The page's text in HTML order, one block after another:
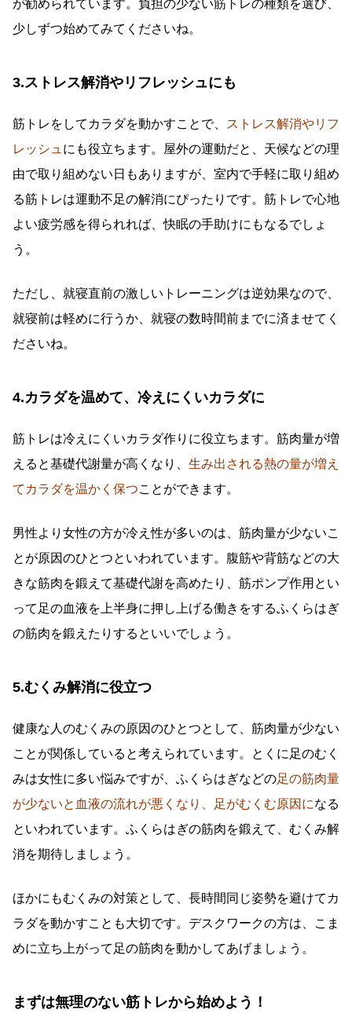
が勧められています。負担の少ない筋トレの種類を選び、
少しずつ始めてみてくださいね。
3.ストレス解消やリフレッシュにも
筋トレをしてカラダを動かすことで、
ストレス解消やリフ
レッシュ にも役立ちます。屋外の運動だと、天候などの理
由で取り組めない日もありますが、室内で手軽に取り組め
る筋トレは運動不足の解消にぴったりです。筋トレで心地
よい疲労感を得られれば、快眠の手助けにもなるでしょ
う。
ただし、就寝直前の激しいトレーニングは逆効果なので、
就寝前は軽めに行うか、就寝の数時間前までに済ませてく
ださいね。
4.カラダを温めて、冷えにくいカラダに
筋トレは冷えにくいカラダ作りに役立ちます。筋肉量が増
えると基礎代謝量が高くなり、 生み出される熱の量が増え
てカラダを温かく保つことができます。
男性より女性の方が冷え性が多いのは、筋肉量が少ないこ
とが原因のひとつといわれています。腹筋や背筋などの大
きな筋肉を鍛えて基礎代謝を高めたり、筋ポンプ作用とい
って足の血液を上半身に押し上げる働きをするふくらはぎ
の筋肉を鍛えたりするといいでしょう。
5.むくみ解消に役立つ
健康な人のむくみの原因のひとつとして、筋肉量が少ない
ことが関係していると考えられています。とくに足のむく
みは女性に多い悩みですが、ふくらはぎなどの足の筋肉量
が少ないと血液の流れが悪くなり、足がむくむ原因になる
といわれています。ふくらはぎの筋肉を鍛えて、むくみ解
消を期待しましょう。
ほかにもむくみの対策として、長時間同じ姿勢を避けてカ
ラダを動かすことも大切です。デスクワークの方は、こま
めに立ち上がって足の筋肉を動かしてあげましょう。
まずは無理のない筋トレから始めよう！